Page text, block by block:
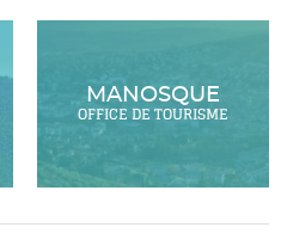
MANOSQUE
OFFICE DE TOURISME